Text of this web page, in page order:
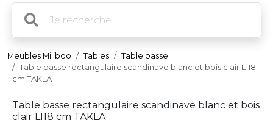
Meubles Miliboo Tables
Table basse
Table basse rectangulaire scandinave blanc et bois clair L118
cm TAKLA
Table basse rectangulaire scandinave blanc et bois
clair L118 cm TAKLA